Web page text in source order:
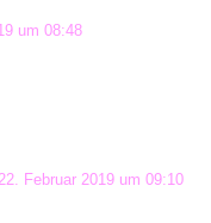
um 08:48
Februar 2019 um 09:10